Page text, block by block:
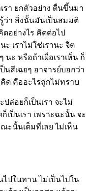
รา ยกตัวอย่าง ตื่นขึ้นมา
รู้ว่า สิ่งนั้นมันเป็นสมมติ
อย่างไร คิดต่อไป
เราไม่ใช่เรานะ จิต
นะ หรือถ้าเผื่อเราเห็น ก็
นสีเฉยๆ อาจารย์บอกว่า
ด คืออะไรถูกไม่ทราบ
ล่อยก็เป็นเรา จะไม่
เป็นเรา เพราะฉะนั้น จะ
ะนั้นเต็มที่เลย ไม่เห็น
ปในทาน ไม่เป็นไปใน